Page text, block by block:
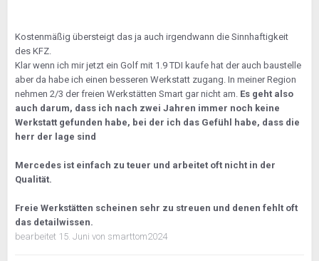
Kostenmäßig übersteigt das ja auch irgendwann die Sinnhaftigkeit
des KFZ.
Klar wenn ich mir jetzt ein Golf mit 1.9 TDI kaufe hat der auch baustelle
aber da habe ich einen besseren Werkstatt zugang. In meiner Region
nehmen 2/3 der freien Werkstätten Smart gar nicht am. Es geht also
auch darum, dass ich nach zwei Jahren immer noch keine
Werkstatt gefunden habe, bei der ich das Gefühl habe, dass die
herr der lage sind
Mercedes ist einfach zu teuer und arbeitet oft nicht in der
Qualität.
Freie Werkstätten scheinen sehr zu streuen und denen fehlt oft
das detailwissen.
bearbeitet 15. Juni von smarttom2024